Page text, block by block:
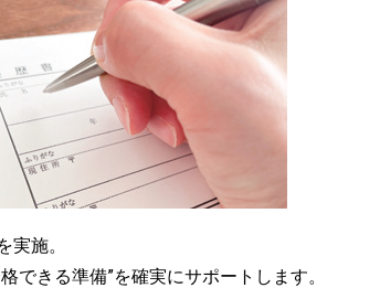
施。
できる準備”を確実にサポートします。